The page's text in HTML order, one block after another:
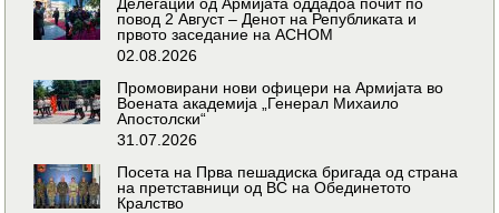
повод 2 Август – Денот на Републиката и
првото заседание на АСНОМ
02.08.2026
Промовирани нови офицери на Армијата во
Воената академија „Генерал Михаило
Апостолски“
31.07.2026
Посета на Прва пешадиска бригада од страна
на претставници од ВС на Обединетото
Кралство